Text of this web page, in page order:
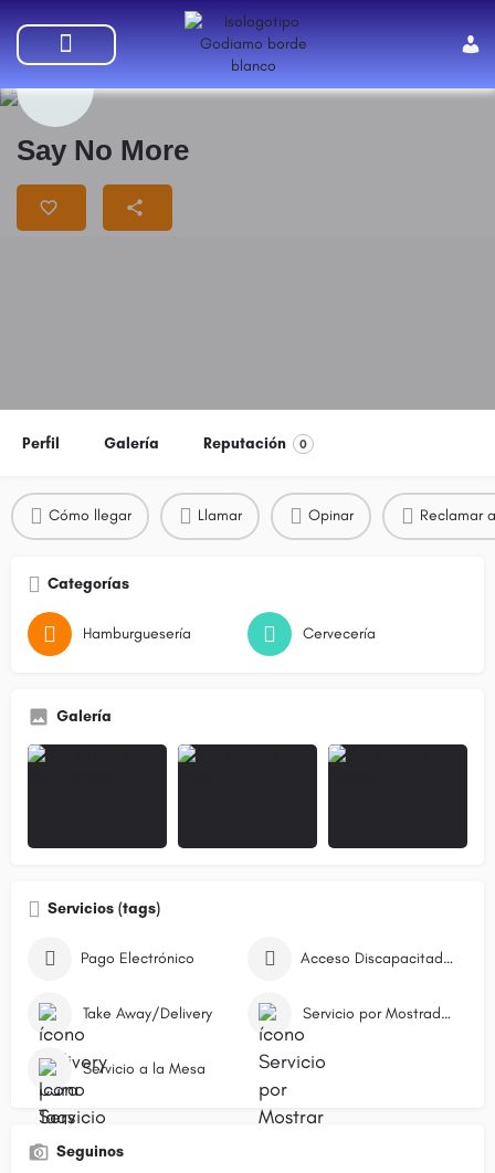
Say No More
Perfil Galería Reputación 0
Cómo llegar Llamar Opinar Reclamar
Categorías
Hamburguesería Cervecería
Galería
Servicios (tags)
Pago Electrónico Acceso Discapacitados
Take Away/Delivery Servicio por Mostrador/Caja
Servicio a la Mesa
Seguinos